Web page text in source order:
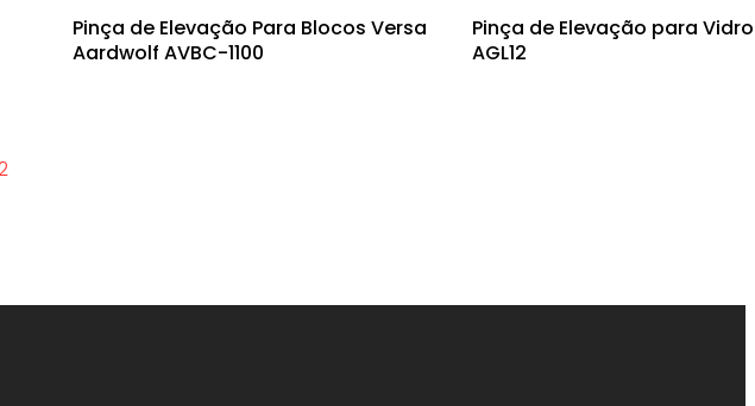
Pinça de Elevação Para Blocos Versa
Aardwolf AVBC-1100
Pinça de Elevação para
AGL12